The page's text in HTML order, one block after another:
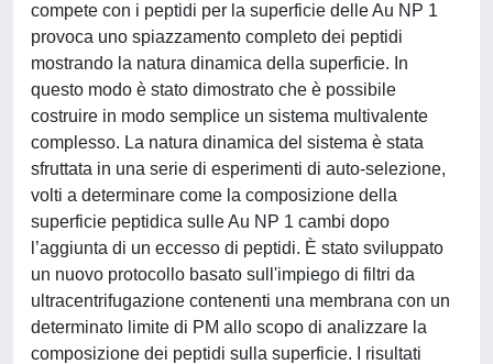
compete con i peptidi per la superficie delle Au NP 1
provoca uno spiazzamento completo dei peptidi
mostrando la natura dinamica della superficie. In
questo modo è stato dimostrato che è possibile
costruire in modo semplice un sistema multivalente
complesso. La natura dinamica del sistema è stata
sfruttata in una serie di esperimenti di auto-selezione,
volti a determinare come la composizione della
superficie peptidica sulle Au NP 1 cambi dopo
l’aggiunta di un eccesso di peptidi. È stato sviluppato
un nuovo protocollo basato sull'impiego di filtri da
ultracentrifugazione contenenti una membrana con un
determinato limite di PM allo scopo di analizzare la
composizione dei peptidi sulla superficie. I risultati